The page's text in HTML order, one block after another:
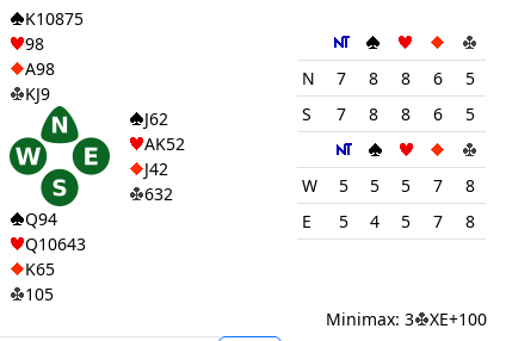
K10875
98
A98
KJ9
J62
AK52
J42
632
Q94
Q10643
K65
105
N 7 8 8 6
5
S
7 8 8 6 5
W 5 5 5 7
8
E
5 4 5 7 8
Minimax: 3 XE+100